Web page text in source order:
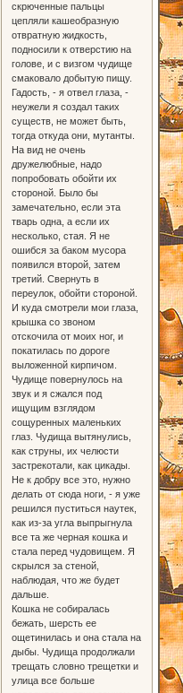
скрюченные пальцы
цепляли кашеобразную
отвратную жидкость,
подносили к отверстию на
голове, и с визгом чудище
смаковало добытую пищу.
Гадость, - я отвел глаза, -
неужели я создал таких
существ, не может быть,
тогда откуда они, мутанты.
На вид не очень
дружелюбные, надо
попробовать обойти их
стороной. Было бы
замечательно, если эта
тварь одна, а если их
несколько, стая. Я не
ошибся за баком мусора
появился второй, затем
третий. Свернуть в
переулок, обойти стороной.
И куда смотрели мои глаза,
крышка со звоном
отскочила от моих ног, и
покатилась по дороге
выложенной кирпичом.
Чудище повернулось на
звук и я сжался под
ищущим взглядом
сощуренных маленьких
глаз. Чудища вытянулись,
как струны, их челюсти
застрекотали, как цикады.
Не к добру все это, нужно
делать от сюда ноги, - я уже
решился пуститься наутек,
как из-за угла выпрыгнула
все та же черная кошка и
стала перед чудовищем. Я
скрылся за стеной,
наблюдая, что же будет
дальше.
Кошка не собиралась
бежать, шерсть ее
ощетинилась и она стала на
дыбы. Чудища продолжали
трещать словно трещетки и
улица все больше